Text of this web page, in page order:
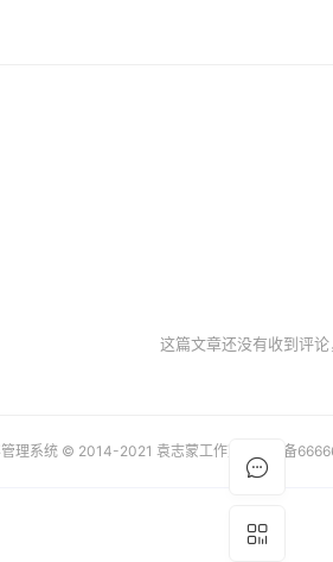
这篇文章还没有收到评
理系统 © 2014-2021 袁志蒙工作室 京ICP备